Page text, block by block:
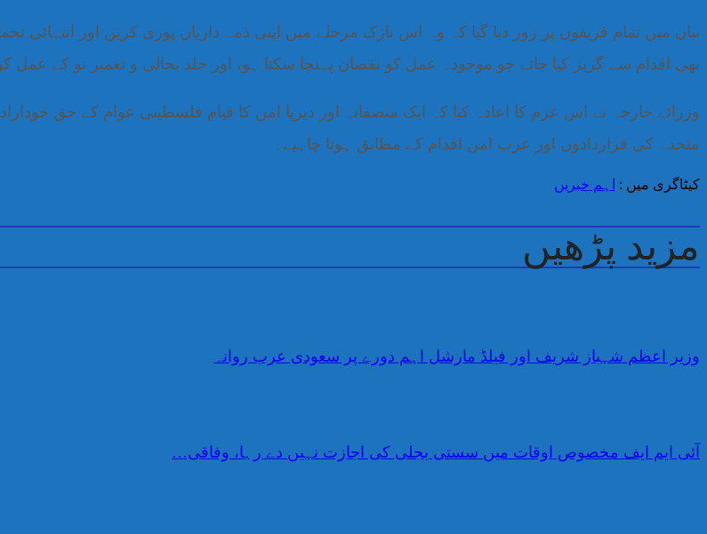
بیان میں تمام فریقوں پر زور دیا گیا کہ وہ اس نازک مرحلے میں اپنی ذمہ داریاں پوری کریں اور
بھی اقدام سے گریز کیا جائے جو موجودہ عمل کو نقصان پہنچا سکتا ہو، اور جلد بحالی و تعمیر نو کے عمل
وزرائے خارجہ نے اس عزم کا اعادہ کیا کہ ایک منصفانہ اور دیرپا امن کا قیام فلسطینی عوام کے حق
متحدہ کی قراردادوں اور عرب امن اقدام کے مطابق ہونا چاہیے۔
کیٹاگری میں : اہم خبریں
مزید پڑھیں
وزیر اعظم شہباز شریف اور فیلڈ مارشل اہم دورے پر سعودی عرب روانہ
آئی ایم ایف مخصوص اوقات میں سستی بجلی کی اجازت نہیں دے رہا، وفاقی…